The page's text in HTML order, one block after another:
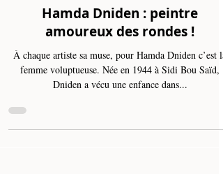
2 min read
Hamda Dniden : peintre
amoureux des rondes !
À chaque artiste sa muse, pour Hamda Dniden c’est la
femme voluptueuse. Née en 1944 à Sidi Bou Saïd,
Dniden a vécu une enfance dans...